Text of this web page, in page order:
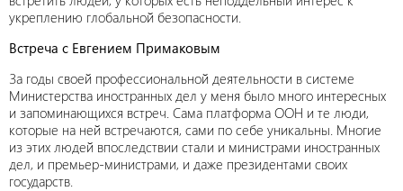
укреплению глобальной безопасности.
Встреча с Евгением Примаковым
За годы своей профессиональной деятельности в системе
Министерства иностранных дел у меня было много интересных
и запоминающихся встреч. Сама платформа ООН и те люди,
которые на ней встречаются, сами по себе уникальны. Многие
из этих людей впоследствии стали и министрами иностранных
дел, и премьер-министрами, и даже президентами своих
государств.